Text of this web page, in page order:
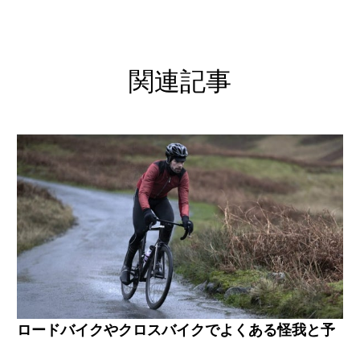
関連記事
ロードバイクやクロスバイクでよくある怪我と予